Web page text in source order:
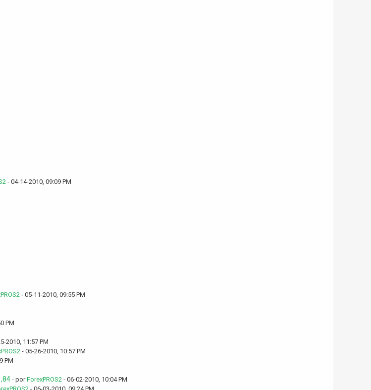
- 04-14-2010, 09:09 PM
- 05-11-2010, 09:55 PM
PM
2010, 11:57 PM
- 05-26-2010, 10:57 PM
PM
- porForexPROS2- 06-02-2010, 10:04 PM